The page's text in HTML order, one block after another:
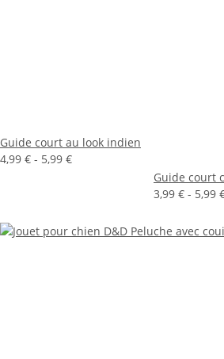
Guide court au look indien
4,99 € - 5,99 €
Guide court
3,99 € - 5,99